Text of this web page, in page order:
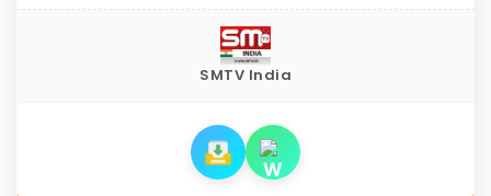
SMTV India